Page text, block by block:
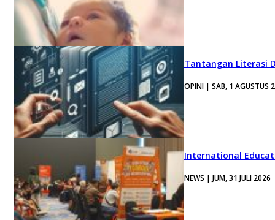
Tantangan Literasi
OPINI | SAB, 1 AGUSTUS
International
NEWS | JUM, 31 JULI 2026